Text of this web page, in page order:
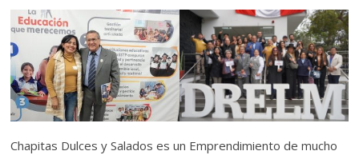
Chapitas Dulces y Salados es un Emprendimiento de mucho